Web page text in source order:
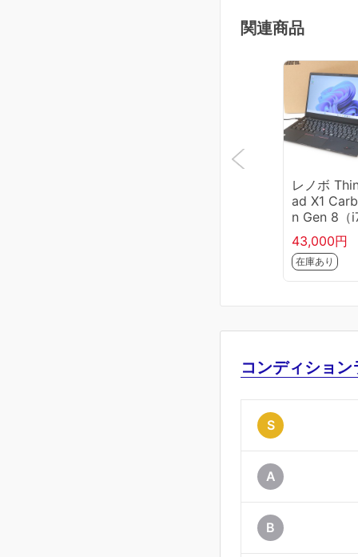
関連商品
レノボ
ad X1
n Gen 8（
0510U/
12GB）
5 HA03-
43,000円
在庫あり
コンディション
S
A
B